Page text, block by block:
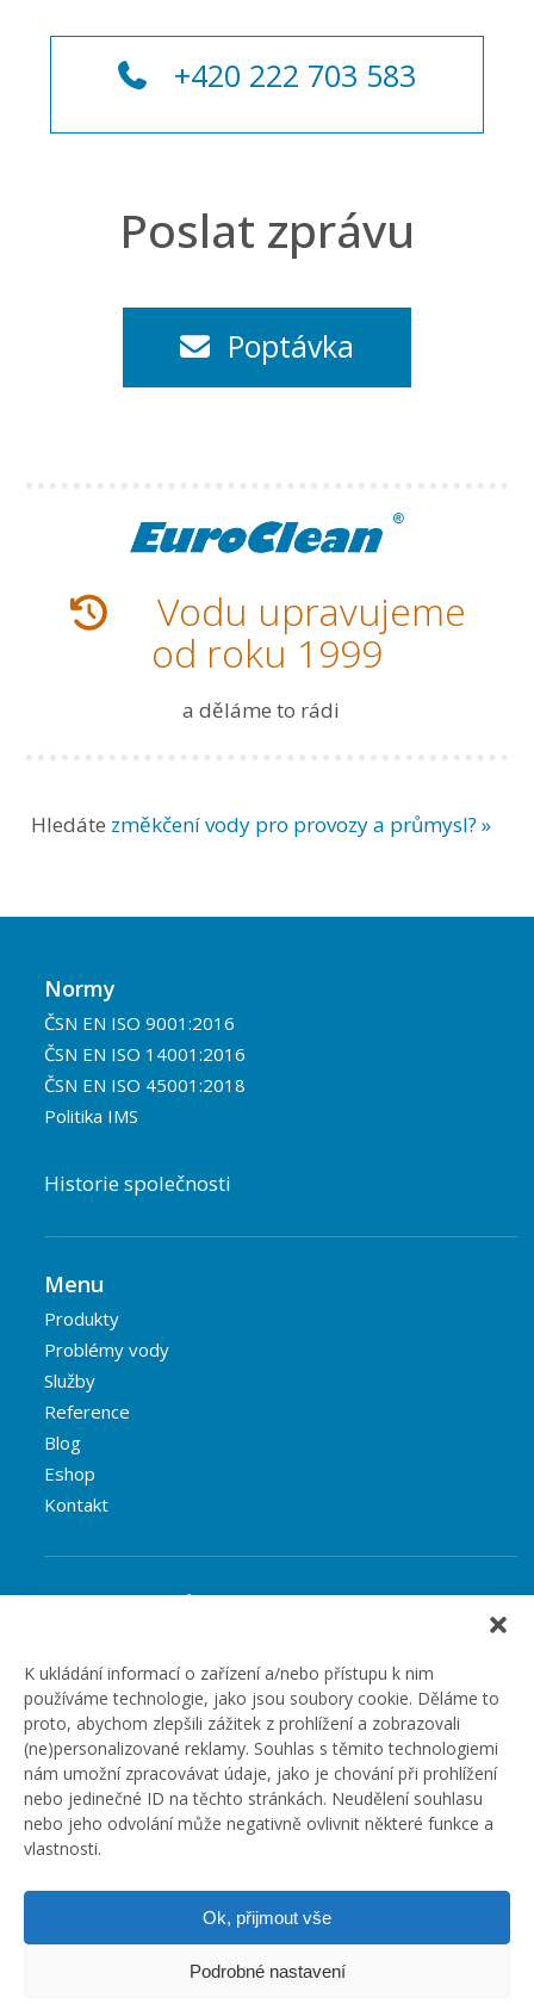
K ukládání informací o zařízení a/nebo přístupu k nim
používáme technologie, jako jsou soubory cookie. Děláme to
proto, abychom zlepšili zážitek z prohlížení a zobrazovali
(ne)personalizované reklamy. Souhlas s těmito technologiemi
nám umožní zpracovávat údaje, jako je chování při prohlížení
nebo jedinečné ID na těchto stránkách. Neudělení souhlasu
nebo jeho odvolání může negativně ovlivnit některé funkce a
vlastnosti.
Ok, přijmout vše
Podrobné nastavení
+420 222 703 583
Poslat zprávu
Poptávka
Vodu upravujeme
od roku 1999
a děláme to rádi
Hledáte změkčení vody pro provozy a průmysl? »
Normy
ČSN EN ISO 9001:2016
ČSN EN ISO 14001:2016
ČSN EN ISO 45001:2018
Politika IMS
Historie společnosti
Menu
Produkty
Problémy vody
Služby
Reference
Blog
Eshop
Kontakt
Rubriky článků
Podcast
Případové studie
Realizované zakázky
Slovník
Zaměstnání